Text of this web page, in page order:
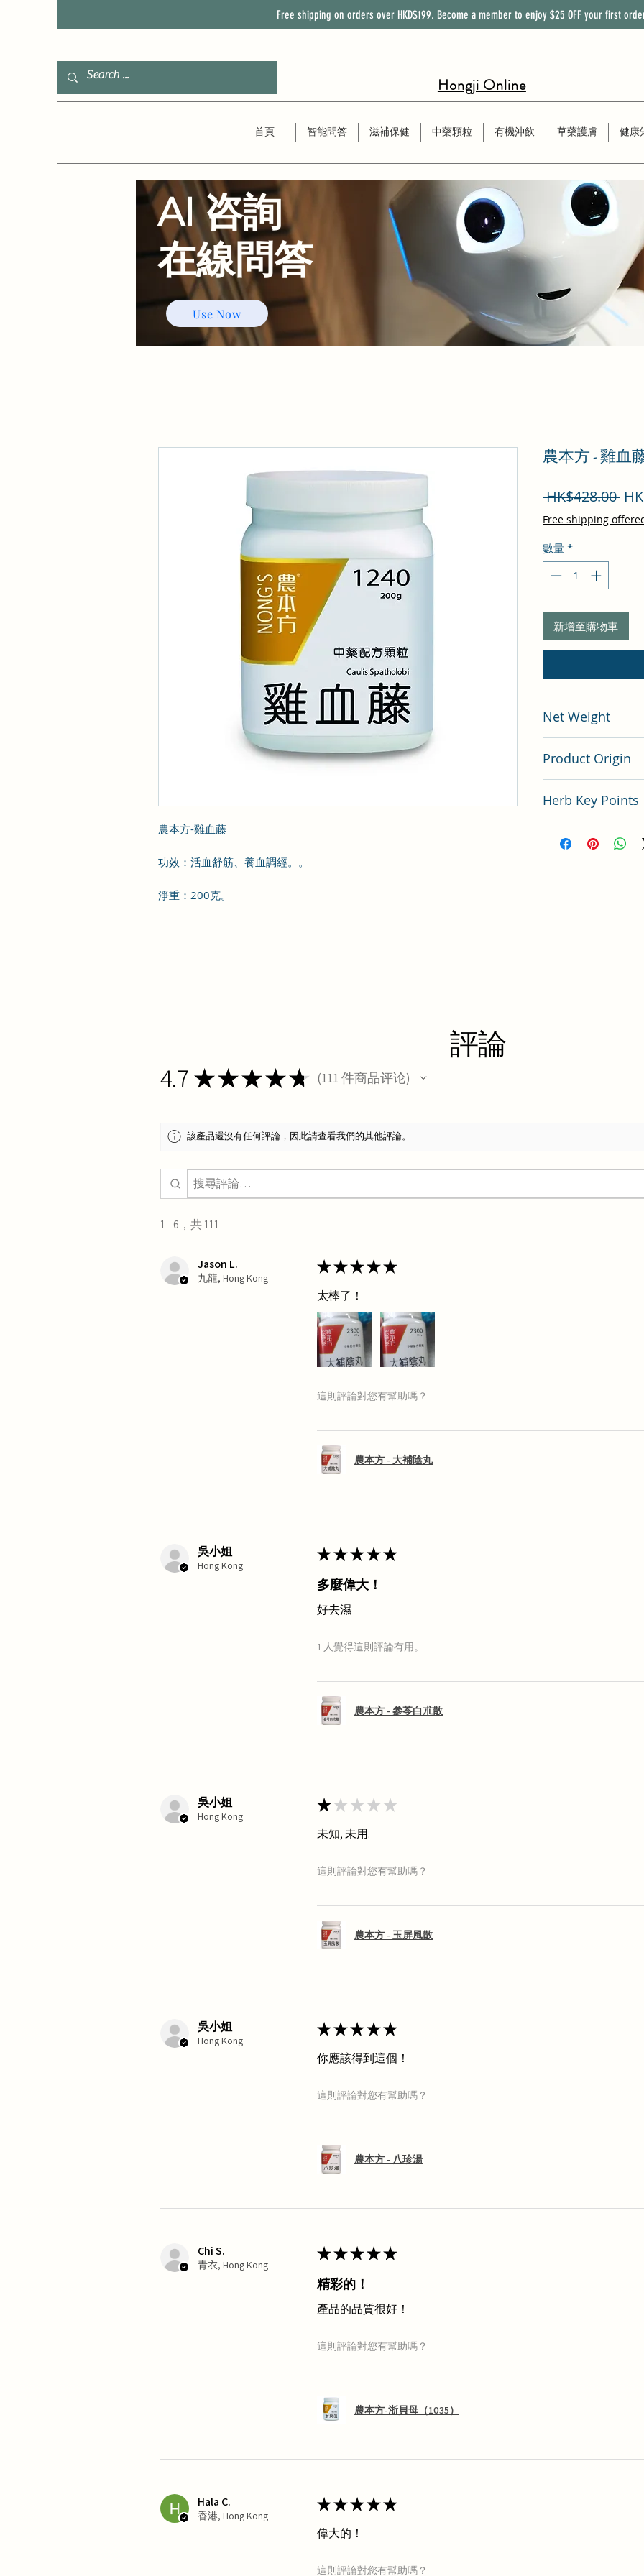
Free shipping on orders over HKD$199. Become a member to enjoy $25 OFF your first
Hongji Online
首頁 智能問答 滋補保健 中藥顆粒 有機沖飲 草藥護膚 健康
農本方-雞血藤
功效：活血舒筋、養血調經。。
淨重：200克。
農本方 - 雞血
HK$428.00 一
般
Free shipping
數量 *
新增至購物車
Net Weight
Product Origin
Herb Key Points
評論
4.7 ★★★★★ 111 件商品评论
111
該產品還沒有任何評論，因此請查看我們的其他評論。
1 - 6，共 111
Jason L.
九龍, Hong Kong
★★★★★
太棒了！
這則評論對您有幫助嗎？
農本方 - 大補陰丸
吳小姐
Hong Kong
★★★★★
多麼偉大！
好去濕
1 人覺得這則評論有用。
農本方 - 參苓白朮散
吳小姐
Hong Kong
★★★★★
未知, 未用.
這則評論對您有幫助嗎？
農本方 - 玉屏風散
吳小姐
Hong Kong
★★★★★
你應該得到這個！
這則評論對您有幫助嗎？
農本方 - 八珍湯
Chi S.
青衣, Hong Kong
★★★★★
精彩的！
產品的品質很好！
這則評論對您有幫助嗎？
農本方-浙貝母（1035）
Hala C.
香港, Hong Kong
★★★★★
偉大的！
這則評論對您有幫助嗎？
Use Now
AI 咨詢
​在線問答